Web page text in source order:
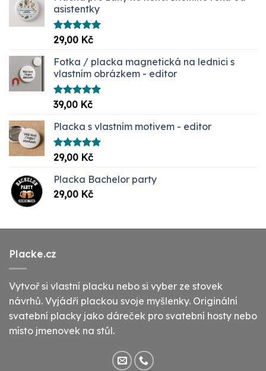
asistentky
Hodnocení
5.00
29,00 Kč
Fotka / placka magnetická na lednici s
vlastním obrázkem - editor
Hodnocení
5.00
39,00 Kč
Placka s vlastním motivem - editor
Hodnocení
5.00
29,00 Kč
Placka Bachelor party
29,00 Kč
Placke.cz
Vytvoř si vlastní placku nebo si vyber ze stovek
návrhů. Vyjádři plackou svoje myšlenky. Originální
svatební placky jako dáreček pro svatební hosty nebo
místo jmenovek na stůl.